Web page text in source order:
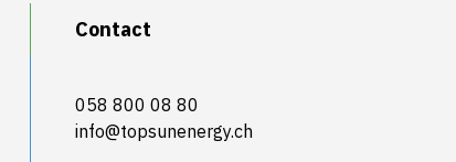
Contact
058 800 08 80
info@topsunenergy.ch